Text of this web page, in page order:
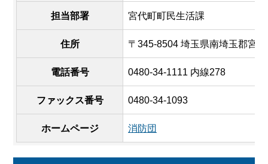
担当部署 宮代町町民生活課
住所 〒345-8504 埼玉県南埼玉郡宮
電話番号 0480-34-1111 内線278
ファックス番号 0480-34-1093
ホームページ 消防団